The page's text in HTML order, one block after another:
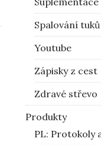
Spalování tuků
Youtube
Zápisky z cest
Zdravé střevo
Produkty
PL: Protokoly